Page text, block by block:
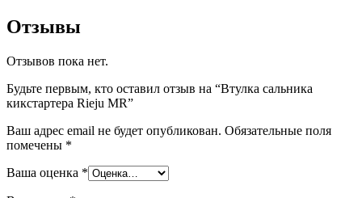
Отзывы
Отзывов пока нет.
Будьте первым, кто оставил отзыв на “Втулка сальника
кикстартера Rieju MR”
Ваш адрес email не будет опубликован. Обязательные поля
помечены *
Ваша оценка *